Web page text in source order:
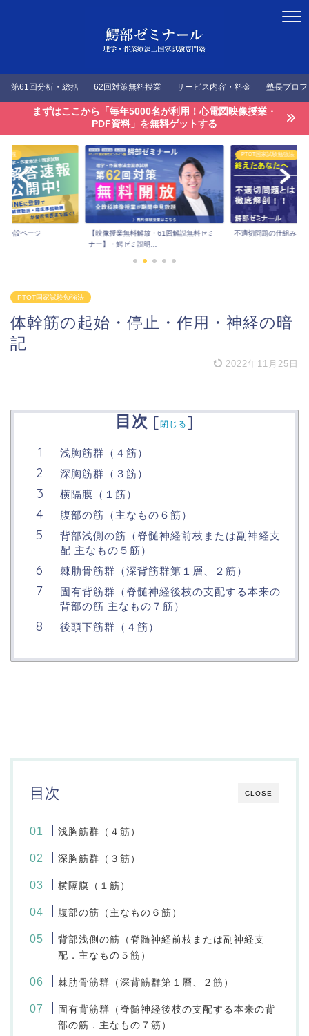
第61回分析・総括 62回対策無料授業 サービス内容・料金 塾長プロ
まずはここから「毎年5000名が利用！心電図映像授業・
PDF資料」を無料ゲットする
速報
特設ページ
【映像授業無料解放・61回解説無料セミ
ナー】・鰐ゼミ説明...
PTOT国家試験勉強法
不適切問題の仕組みを
PTOT国家試験勉強法
体幹筋の起始・停止・作用・神経の暗
記
2022年11月25日
目次 [閉じる ]
浅胸筋群（４筋）
深胸筋群（３筋）
横隔膜（１筋）
腹部の筋（主なもの６筋）
背部浅側の筋（脊髄神経前枝または副神経支
配 主なもの５筋）
棘肋骨筋群（深背筋群第１層、２筋）
固有背筋群（脊髄神経後枝の支配する本来の
背部の筋 主なもの７筋）
後頭下筋群（４筋）
CLOSE
目次
浅胸筋群（４筋）
深胸筋群（３筋）
横隔膜（１筋）
腹部の筋（主なもの６筋）
背部浅側の筋（脊髄神経前枝または副神経支
配．主なもの５筋）
棘肋骨筋群（深背筋群第１層、２筋）
固有背筋群（脊髄神経後枝の支配する本来の背
部の筋．主なもの７筋）